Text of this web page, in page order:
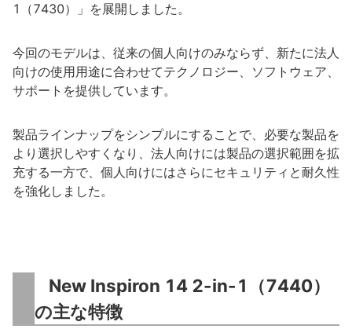
1（7430）」を展開しました。
今回のモデルは、従来の個人向けのみならず、新たに法人
向けの使用用途に合わせてテクノロジー、ソフトウェア、
サポートを提供しています。
製品ラインナップをシンプルにすることで、必要な製品を
より選択しやすくなり、法人向けには製品の選択範囲を拡
充する一方で、個人向けにはさらにセキュリティと耐久性
を強化しました。
New Inspiron 14 2-in-1（7440）
の主な特徴